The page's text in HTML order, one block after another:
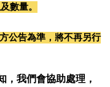
數量。
公告為準，將不再另行
我們會協助處理，